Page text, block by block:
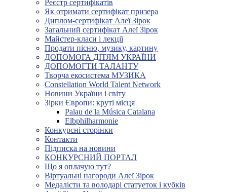
Реєстр сертифікатів
Як отримати сертифікат призера
Диплом-сертифікат Алеї Зірок
Загальний сертифікат Алеї Зірок
Майстер-класи і лекції
Продати пісню, музику, картину
ДОПОМОГА ДІТЯМ УКРАЇНИ
ДОПОМОГТИ ТАЛАНТУ
Творча екосистема МУЗИКА
Constellation World Talent Network
Новини України і світу
Зірки Європи: круті місця
Palau de la Música Catalana
Elbphilharmonie
Конкурсні сторінки
Контакти
Підписка на новини
КОНКУРСНИЙ ПОРТАЛ
Що я оплачую тут?
Віртуальні нагороди Алеї Зірок
Медалісти та володарі статуеток і кубків